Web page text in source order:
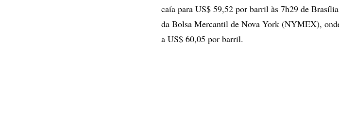
caía para US$ 59,52 por barril às 7h29 de
da Bolsa Mercantil de Nova York (NYMEX),
a US$ 60,05 por barril.